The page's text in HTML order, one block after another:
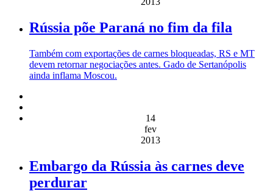
Rússia põe Paraná no fim da fila
Também com exportações de carnes bloqueadas, RS e MT
devem retornar negociações antes. Gado de Sertanópolis
ainda inflama Moscou.
14
fev
2013
Embargo da Rússia às carnes deve
perdurar